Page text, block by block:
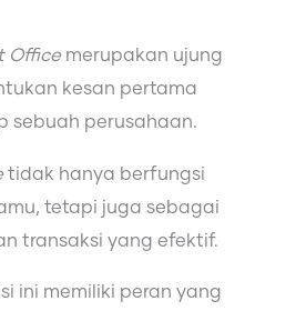
Office merupakan ujung
kesan pertama
sebuah perusahaan.
tidak hanya berfungsi
tetapi juga sebagai
transaksi yang efektif.
ini memiliki peran yang